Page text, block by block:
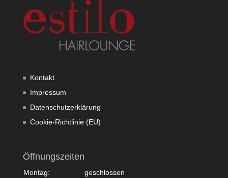
Kontakt
Impressum
Datenschutzerklärung
Cookie-Richtlinie (EU)
Öffnungszeiten
Montag:
geschlossen